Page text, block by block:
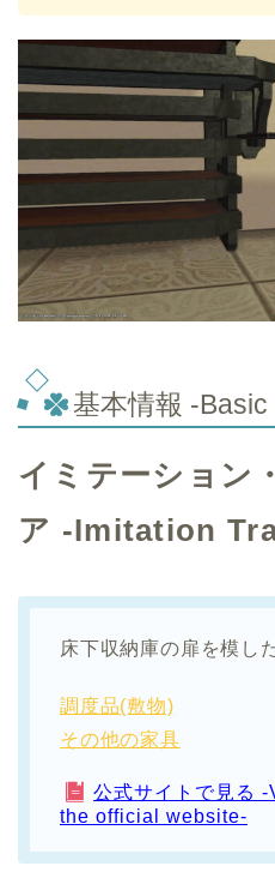
基本情報 -
イミテーション
ア -Imitation
床下収納庫の扉を模し
調度品(敷物)
その他の家具
公式サイトで見る
the official website-